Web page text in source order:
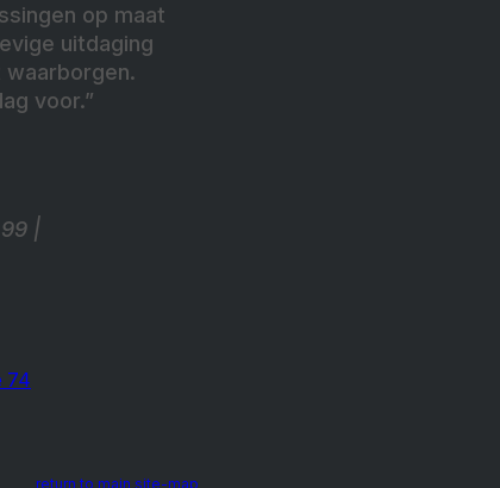
op maat
uitdaging
voor.”
|
74
return to main site-map